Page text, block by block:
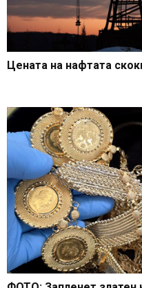
Цената на нафтата